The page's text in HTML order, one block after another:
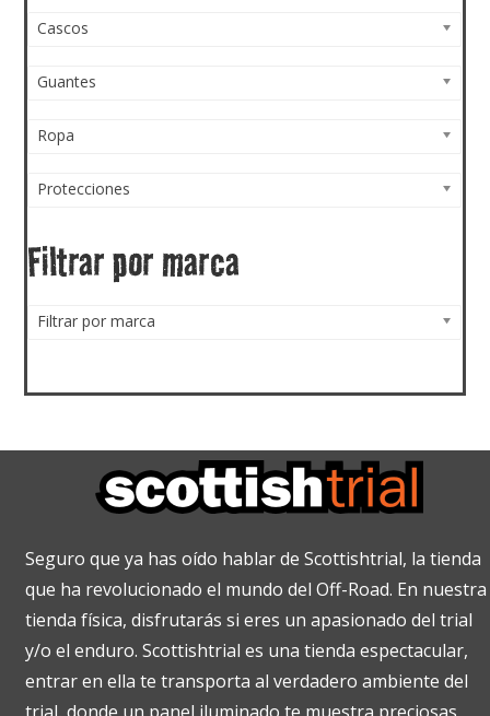
Cascos
Guantes
Ropa
Protecciones
Filtrar por marca
Filtrar por marca
Seguro que ya has oído hablar de Scottishtrial, la tienda
que ha revolucionado el mundo del Off-Road. En nuestra
tienda física, disfrutarás si eres un apasionado del trial
y/o el enduro. Scottishtrial es una tienda espectacular,
entrar en ella te transporta al verdadero ambiente del